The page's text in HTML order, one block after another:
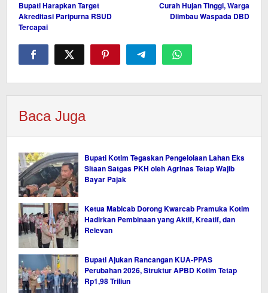
pos
Bupati Harapkan Target
Akreditasi Paripurna RSUD
Tercapai
Curah Hujan Tinggi, Warga
Diimbau Waspada DBD
Baca Juga
Bupati Kotim Tegaskan Pengelolaan Lahan Eks
Sitaan Satgas PKH oleh Agrinas Tetap Wajib
Bayar Pajak
Ketua Mabicab Dorong Kwarcab Pramuka Kotim
Hadirkan Pembinaan yang Aktif, Kreatif, dan
Relevan
Bupati Ajukan Rancangan KUA-PPAS
Perubahan 2026, Struktur APBD Kotim Tetap
Rp1,98 Triliun